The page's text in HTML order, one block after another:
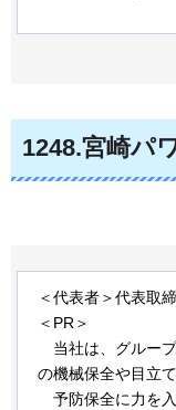
1248.宮崎パ
＜代表者＞代表取
＜PR＞
当社は 、グルー
の機械保全や目立
予防保全に力を